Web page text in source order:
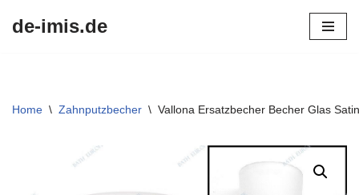
de-imis.de
Home \ Zahnputzbecher \ Vallona Ersatzbecher Becher Glas